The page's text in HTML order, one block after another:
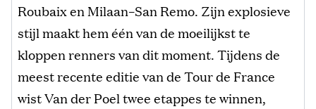
Roubaix en Milaan–San Remo. Zijn explosieve
stijl maakt hem één van de moeilijkst te
kloppen renners van dit moment. Tijdens de
meest recente editie van de Tour de France
wist Van der Poel twee etappes te winnen,